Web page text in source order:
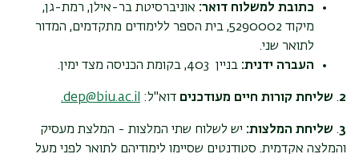
כתובת למשלוח דואר: אוניברסיטת בר-אילן, רמת-גן,
מיקוד 5290002, בית הספר ללימודים מתקדמים, המדור
לתואר שני.
העברה ידנית: בניין 403, בקומת הכניסה מצד ימין.
2
. שליחת קורות חיים מעודכנים דוא"ל: dep@biu.ac.il
.
3
. שליחת המלצות: יש לשלוח שתי המלצות - המלצת מעסיק
והמלצה אקדמית. סטודנטים שסיימו לימודיהם לתואר לפני מעל